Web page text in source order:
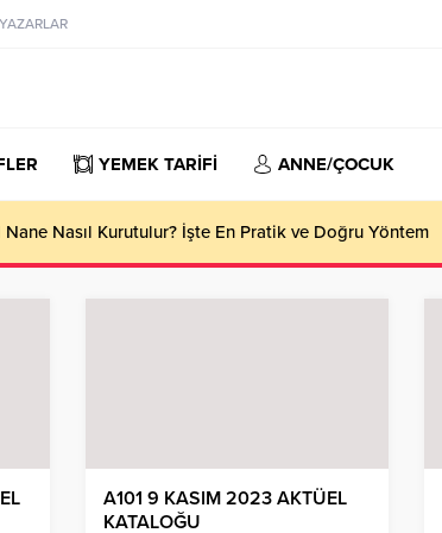
YAZARLAR
YEMEK TARİFİ ANNE/ÇOCUK
Nasıl Kurutulur? İşte En Pratik ve Doğru Yöntem
A101 9 KASIM 2023 AKTÜEL
KATALOĞU